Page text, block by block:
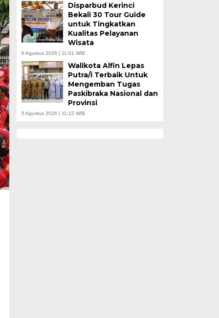
Disparbud Kerinci
Bekali 30 Tour Guide
untuk Tingkatkan
Kualitas Pelayanan
Wisata
6 Agustus 2026 | 11:01 WIB
Walikota Alfin Lepas
Putra/i Terbaik Untuk
Mengemban Tugas
Paskibraka Nasional dan
Provinsi
5 Agustus 2026 | 11:12 WIB